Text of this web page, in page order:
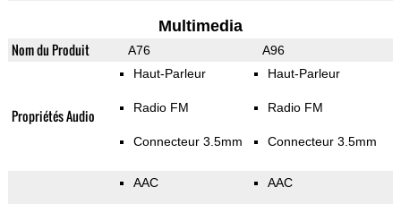
Multimedia
Nom du Produit A76 A96
Propriétés Audio
Haut-Parleur
Radio FM
Connecteur 3.5mm
Haut-Parleur
Radio FM
Connecteur 3.5mm
AAC AAC